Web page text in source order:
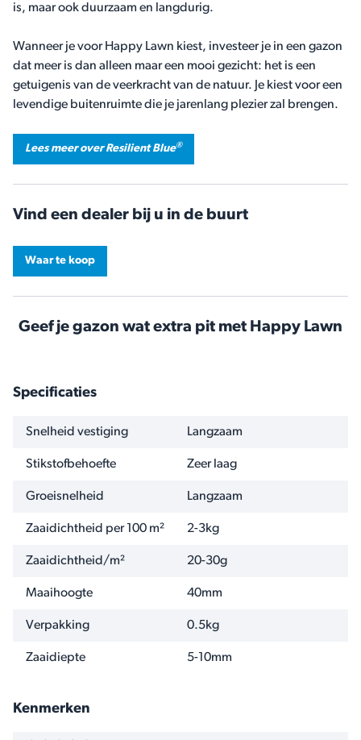
is, maar ook duurzaam en langdurig.
Wanneer je voor Happy Lawn kiest, investeer je in een gazon
dat meer is dan alleen maar een mooi gezicht: het is een
getuigenis van de veerkracht van de natuur. Je kiest voor een
levendige buitenruimte die je jarenlang plezier zal brengen.
Lees meer over Resilient Blue®
Vind een dealer bij u in de buurt
Waar te koop
Geef je gazon wat extra pit met Happy Lawn
Specificaties
NAAM WAARDE
Snelheid vestiging Langzaam
Stikstofbehoefte Zeer laag
Groeisnelheid Langzaam
Zaaidichtheid per 100 m² 2-3kg
Zaaidichtheid/m² 20-30g
Maaihoogte 40mm
Verpakking 0.5kg
Zaaidiepte 5-10mm
Kenmerken